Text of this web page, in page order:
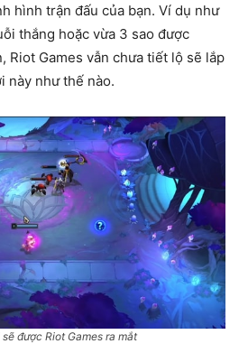
hình trận đấu của bạn. Ví dụ như
thắng hoặc vừa 3 sao được
Riot Games vẫn chưa tiết lộ sẽ lắp
này như thế nào.
được Riot Games ra mắt